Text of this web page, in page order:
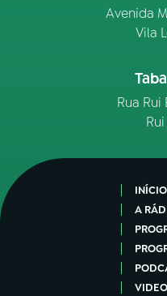
Avenida
Vila
Rua Rui
INÍCIO
A